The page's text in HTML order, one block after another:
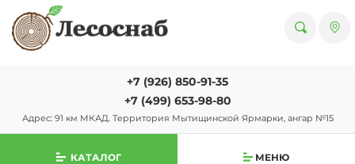
+7 (926) 850-91-35
+7 (499) 653-98-80
Адрес: 91 км МКАД. Территория Мытищинской Ярмарки, ангар №15
КАТАЛОГ МЕНЮ